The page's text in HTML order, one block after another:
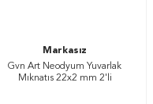
Markasız
Gvn Art Neodyum Yuvarlak
Mıknatıs 22x2 mm 2'li